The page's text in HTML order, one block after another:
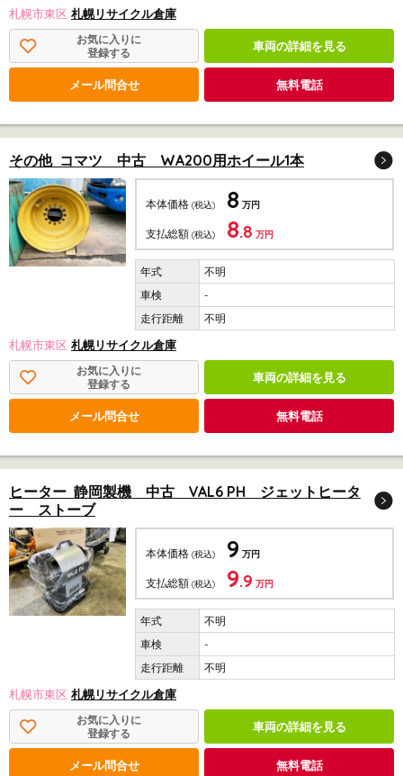
札幌市東区 札幌リサイクル倉庫
お気に入りに
登録する
車両の詳細を見る
メール問合せ 無料電話
その他 コマツ 中古 WA200用ホイール1本
本体価格 (税込) 8 万円
支払総額 (税込) 8.8 万円
不明
-
不明
札幌市東区 札幌リサイクル倉庫
お気に入りに
登録する
車両の詳細を見る
メール問合せ 無料電話
ヒーター 静岡製機 中古 VAL6 PH ジェットヒータ
ー ストーブ
本体価格 (税込) 9 万円
支払総額 (税込) 9.9 万円
不明
-
不明
札幌市東区 札幌リサイクル倉庫
お気に入りに
登録する
車両の詳細を見る
メール問合せ 無料電話